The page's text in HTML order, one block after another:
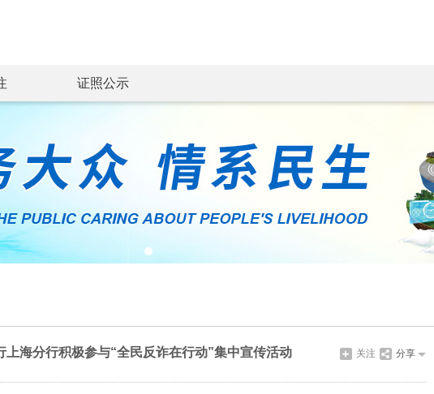
证照公示
上海分行积极参与“全民反诈在行动”集中宣传活动 分享
关注